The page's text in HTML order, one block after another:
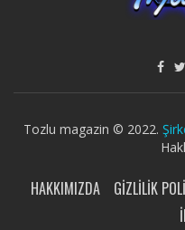
Tozlu magazin © 2022.
HAKKIMIZDA GIZLILIK